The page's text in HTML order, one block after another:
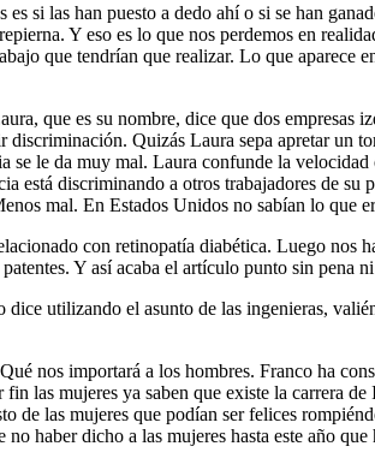
si las han puesto a dedo ahí o si se han
Y eso es lo que nos perdemos en
que tendrían que realizar. Lo que aparece
que es su nombre, dice que dos empresas
Quizás Laura sepa apretar un
le da muy mal. Laura confunde la
está discriminando a otros trabajadores de su
mal. En Estados Unidos no sabían lo que
con retinopatía diabética. Luego nos
Y así acaba el artículo punto sin pena
utilizando el asunto de las ingenieras,
nos importará a los hombres. Franco ha
las mujeres ya saben que existe la carrera
de las mujeres que podían ser felices
haber dicho a las mujeres hasta este año que